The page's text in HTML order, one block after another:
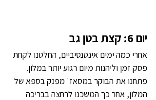
יום 6: קצת בטן גב
אחרי כמה ימים אינטנסיביים, החלטנו לקחת
פסק זמן וליהנות מיום רגוע יותר במלון.
פתחנו את הבוקר במסאז' מפנק בספא של
המלון, אחר כך המשכנו לרחצה בבריכה